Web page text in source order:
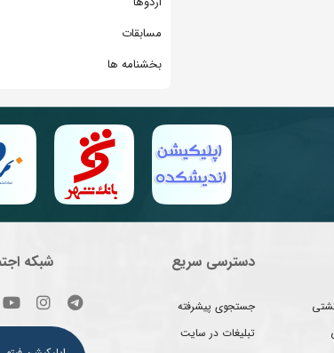
مسابقات
بخشنامه ها
دسترسی سریع
جستجوی پیشرفته
تبلیغات در سایت
شبکه